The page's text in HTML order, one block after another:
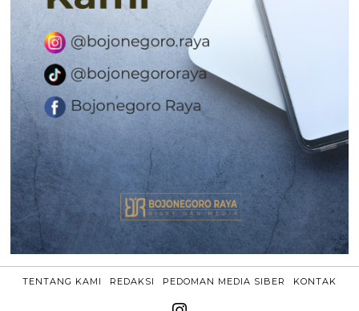
TENTANG KAMI REDAKSI PEDOMAN MEDIA SIBER KONTAK